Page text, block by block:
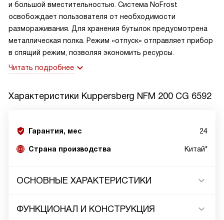
и большой вместительностью. Система NoFrost
освобождает пользователя от необходимости
размораживания. Для хранения бутылок предусмотрена
металлическая полка. Режим «отпуск» отправляет прибор
в спящий режим, позволяя экономить ресурсы.
Читать подробнее
Характеристики Kuppersberg NFM 200 CG 6592
Гарантия, мес 24
Страна производства Китай*
ОСНОВНЫЕ ХАРАКТЕРИСТИКИ
ФУНКЦИОНАЛ И КОНСТРУКЦИЯ